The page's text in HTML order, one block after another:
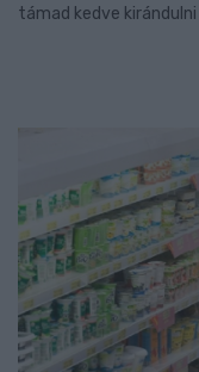
támad kedve